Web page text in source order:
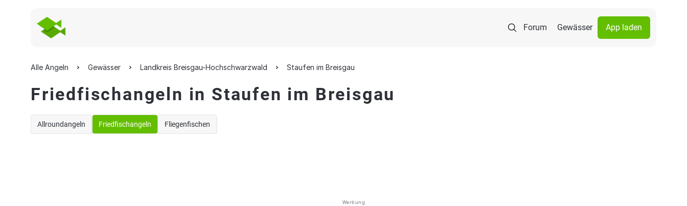
Forum Gewässer App laden
Alle Angeln Gewässer Landkreis Breisgau-Hochschwarzwald Staufen im Breisgau
Friedfischangeln in Staufen im Breisgau
Allroundangeln Friedfischangeln Fliegenfischen
Werbung